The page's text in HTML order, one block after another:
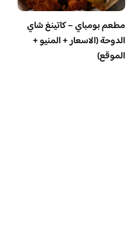
مطعم بومباي – كاتينغ شاي
الدوحة (الاسعار + المنيو +
الموقع)